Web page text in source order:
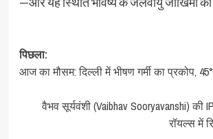
पोस्ट
नेविगेशन
पिछला:
आज का मौसम: दिल्ली में भीषण गर्मी का प्रकोप,
वैभव सूर्यवंशी (Vaibhav Sooryavanshi) की
रॉयल्स में